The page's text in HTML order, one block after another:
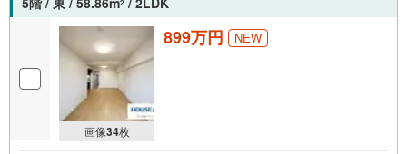
2
画像34枚
899万円 NEW